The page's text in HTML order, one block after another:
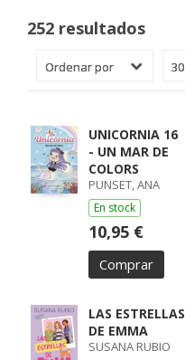
252 resultados
UNICORNIA 16
- UN MAR DE
COLORS
PUNSET, ANA
En stock
10,95 €
Comprar
LAS ESTRELLAS
DE EMMA
SUSANA RUBIO